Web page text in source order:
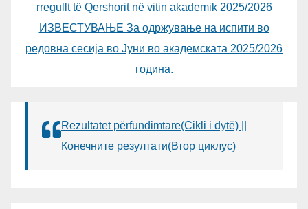
rregullt të Qershorit në vitin akademik 2025/2026
ИЗВЕСТУВАЊЕ За одржување на испити во
редовна сесија во Јуни во академската 2025/2026
година.
Rezultatet përfundimtare(Cikli i dytë) ||
Конечните резултати(Втор циклус)